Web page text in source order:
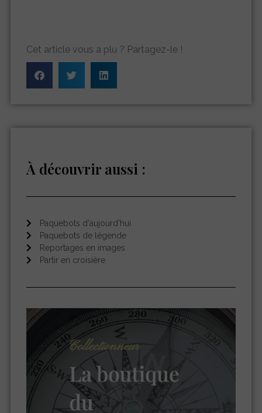
Cet article vous a plu ? Partagez-le !
À découvrir aussi :
Paquebots d'aujourd'hui
Paquebots de légende
Reportages en images
Partir en croisière